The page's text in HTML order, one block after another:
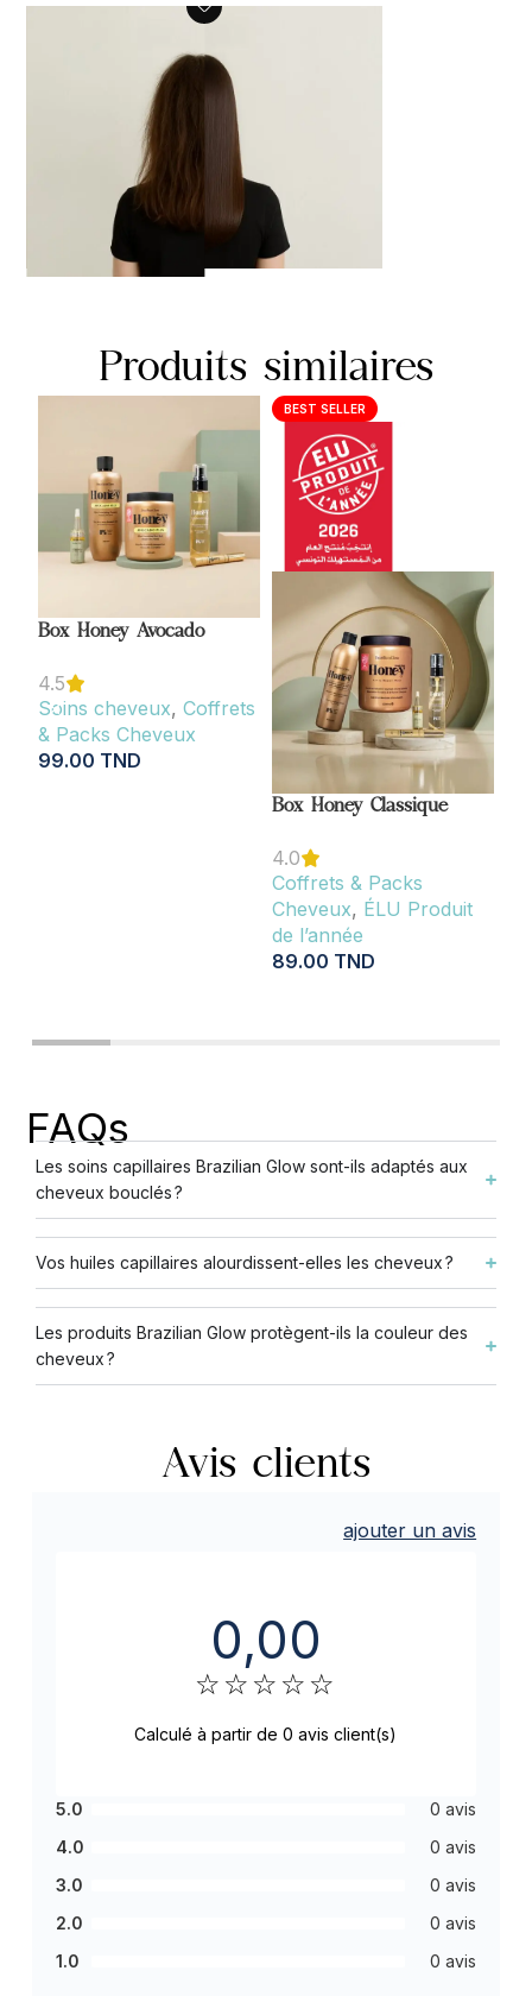
Produits similaires
Box Honey Avocado
4.5
Soins cheveux, Coffrets
& Packs Cheveux
99.00 TND
BEST SELLER
Box Honey Classique
4.0
Coffrets & Packs
Cheveux, ÉLU Produit
de l’année
89.00 TND
FAQs
Les soins capillaires Brazilian Glow sont-ils adaptés aux
cheveux bouclés ?
Vos huiles capillaires alourdissent-elles les cheveux ?
Les produits Brazilian Glow protègent-ils la couleur des
cheveux ?
Avis clients
ajouter un avis
0,00
☆ ☆ ☆ ☆ ☆
Calculé à partir de 0 avis client(s)
5.0
0 avis
4.0
0 avis
3.0
0 avis
2.0
0 avis
1.0
0 avis